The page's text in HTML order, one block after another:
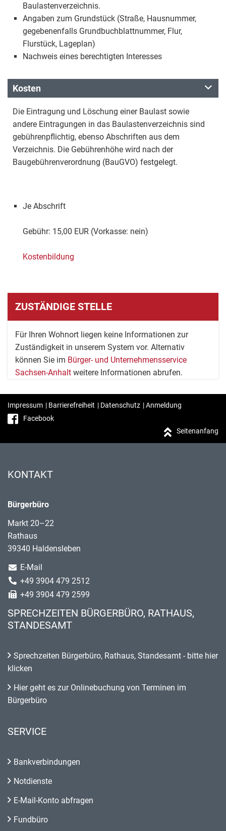
Baulastenverzeichnis.
Angaben zum Grundstück (Straße, Hausnummer,
gegebenenfalls Grundbuchblattnummer, Flur,
Flurstück, Lageplan)
Nachweis eines berechtigten Interesses
Kosten
Die Eintragung und Löschung einer Baulast sowie
andere Eintragungen in das Baulastenverzeichnis sind
gebührenpflichtig, ebenso Abschriften aus dem
Verzeichnis. Die Gebührenhöhe wird nach der
Baugebührenverordnung (BauGVO) festgelegt.
Je Abschrift
Gebühr: 15,00 EUR (Vorkasse: nein)
Kostenbildung
ZUSTÄNDIGE STELLE
Für Ihren Wohnort liegen keine Informationen zur
Zuständigkeit in unserem System vor. Alternativ
können Sie im Bürger- und Unternehmensservice
Sachsen-Anhalt weitere Informationen abrufen.
Impressum | Barrierefreiheit | Datenschutz |Anmeldung
Facebook
Seitenanfang
KONTAKT
Bürgerbüro
Markt 20–22
Rathaus
39340 Haldensleben
E-Mail
+49 3904 479 2512
+49 3904 479 2599
SPRECHZEITEN BÜRGERBÜRO, RATHAUS,
STANDESAMT
Sprechzeiten Bürgerbüro, Rathaus, Standesamt - bitte hier
klicken
Hier geht es zur Onlinebuchung von Terminen im
Bürgerbüro
SERVICE
Bankverbindungen
Notdienste
E-Mail-Konto abfragen
Fundbüro